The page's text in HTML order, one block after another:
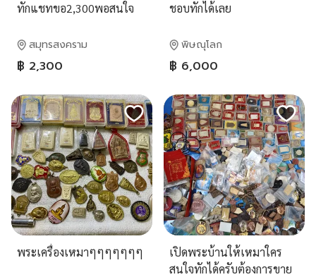
ทักแชทขอ2,300พอสนใจ
สมุทรสงคราม
฿ 2,300
ชอบทักได้เลย
พิษณุโลก
฿ 6,000
พระเครื่องเหมาๆๆๆๆๆๆๆ
เปิดพระบ้านให้เหมาใคร
สนใจทักได้ครับต้องการขาย